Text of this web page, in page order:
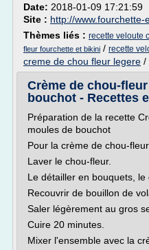
Date: 2018-01-09 17:21:59
Site : http://www.fourchette-
Thèmes liés : recette veloute
fleur fourchette et bikini / recette
creme de chou fleur legere /
Crème de chou-
bouchot - Recettes
Préparation de la recette
moules de bouchot
Pour la crème de chou-
Laver le chou-fleur.
Le détailler en bouquets, le
Recouvrir de bouillon de
Saler légèrement au gros
Cuire 20 minutes.
Mixer l'ensemble avec la